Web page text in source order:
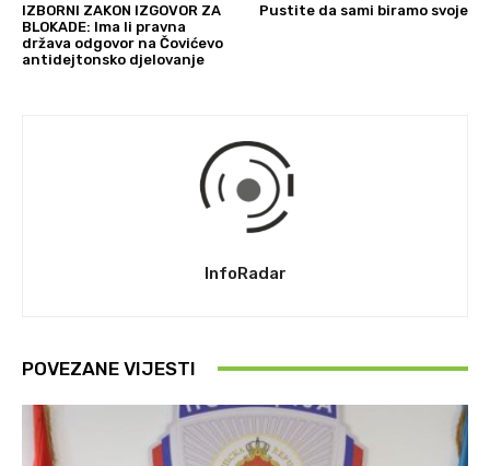
IZBORNI ZAKON IZGOVOR ZA
BLOKADE: Ima li pravna
država odgovor na Čovićevo
antidejtonsko djelovanje
Pustite da sami biramo svoje
InfoRadar
POVEZANE VIJESTI